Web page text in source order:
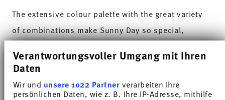
Verantwortungsvoller Umgang mit Ihren
Daten
Wir und unsere 1022 Partnerverarbeiten Ihre
persönlichen Daten, wie z. B. Ihre IP-Adresse, mithilfe
The extensive colour palette with the great variety
of combinations make Sunny Day so special,
worlds of every kind. Sunny Day’s pleasing and
unique.HAVE A SUNNY DAY!